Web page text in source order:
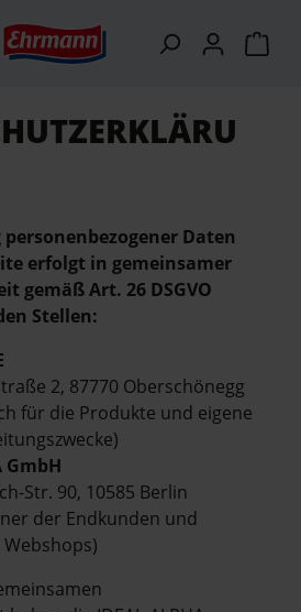
Daten
erfolgt in gemeinsamer
gemäß Art. 26 DSGVO
Stellen:
2, 87770 Oberschönegg
für die Produkte und eigene
GmbH
Str. 90, 10585 Berlin
der Endkunden und